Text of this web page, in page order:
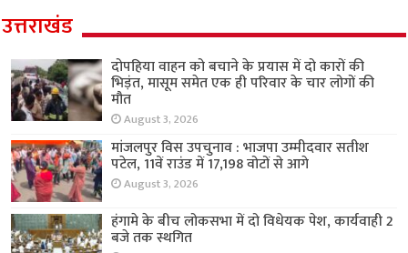
उत्तराखंड
दोपहिया वाहन को बचाने के प्रयास में दो कारों की
भिड़ंत, मासूम समेत एक ही परिवार के चार लोगों की
मौत
August 3, 2026
मांजलपुर विस उपचुनाव : भाजपा उम्मीदवार सतीश
पटेल, 11वें राउंड में 17,198 वोटों से आगे
August 3, 2026
हंगामे के बीच लोकसभा में दो विधेयक पेश, कार्यवाही 2
बजे तक स्थगित